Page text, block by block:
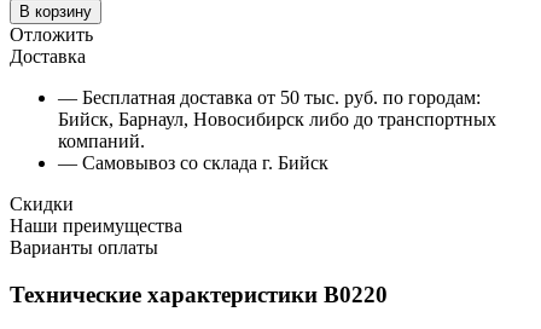
В корзину
Отложить
Доставка
— Бесплатная доставка от 50 тыс. руб. по городам:
Бийск, Барнаул, Новосибирск либо до транспортных
компаний.
— Самовывоз со склада г. Бийск
Скидки
Наши преимущества
Варианты оплаты
Технические характеристики В0220